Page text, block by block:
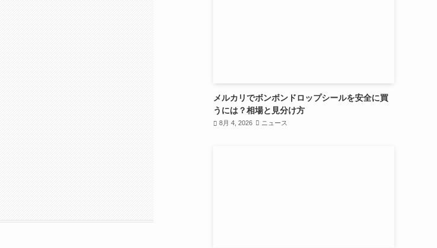
メルカリでボンボンドロップシールを安全に買
うには？相場と見分け方
8月 4, 2026 ニュース